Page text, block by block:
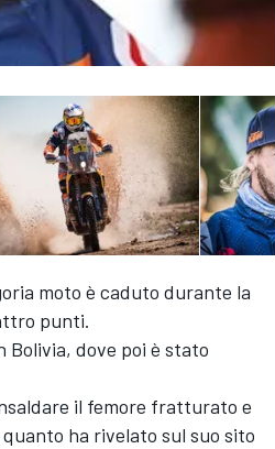
moto è caduto durante la
punti.
dove poi è stato
il femore fratturato e
ha rivelato sul suo sito